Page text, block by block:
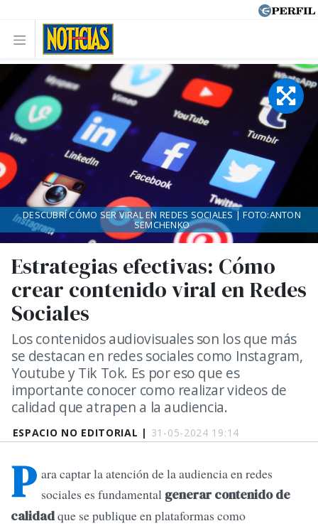
ESPACIO NO EDITORIAL | 31-05-2024 19:14
Estrategias efectivas: Cómo
crear contenido viral en Redes
Sociales
Los contenidos audiovisuales son los que más
se destacan en redes sociales como Instagram,
Youtube y Tik Tok. Es por eso que es
importante conocer como realizar videos de
calidad que atrapen a la audiencia.
DESCUBRÍ CÓMO SER VIRAL EN REDES SOCIALES | FOTO:ANTON
SEMCHENKO
P ara captar la atención de la audiencia en redes
sociales es fundamental generar contenido de
calidadque se publique en plataformas como